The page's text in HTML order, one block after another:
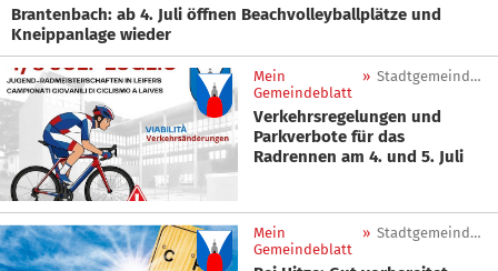
Brantenbach: ab 4. Juli öffnen Beachvolleyballplätze und
Kneippanlage wieder
Mein
Gemeindeblatt
» Stadtgemeinde Leifers
Verkehrsregelungen und
Parkverbote für das
Radrennen am 4. und 5. Juli
Mein
Gemeindeblatt
» Stadtgemeinde Leifers